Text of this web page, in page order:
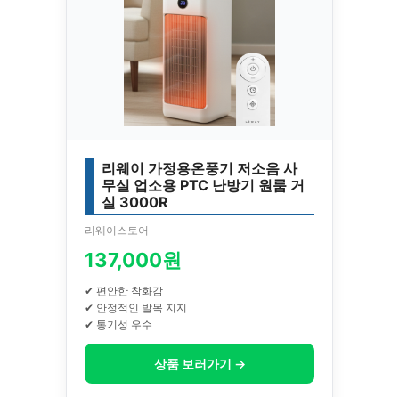
리웨이 가정용온풍기 저소음 사
무실 업소용 PTC 난방기 원룸 거
실 3000R
리웨이스토어
137,000원
✔ 편안한 착화감
✔ 안정적인 발목 지지
✔ 통기성 우수
상품 보러가기 →